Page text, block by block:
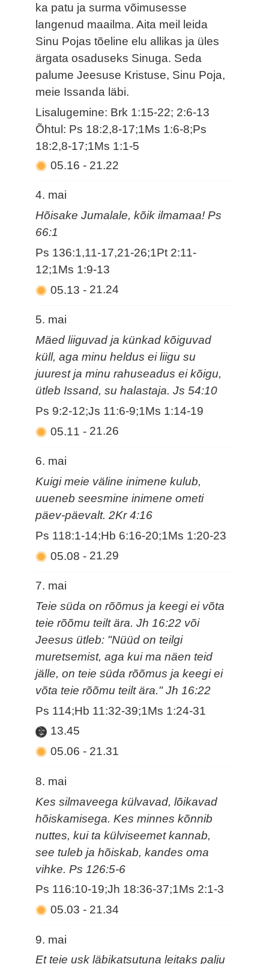
ka patu ja surma võimusesse
langenud maailma. Aita meil leida
Sinu Pojas tõeline elu allikas ja üles
ärgata osaduseks Sinuga. Seda
palume Jeesuse Kristuse, Sinu Poja,
meie Issanda läbi.
Lisalugemine: Brk 1:15-22; 2:6-13
Õhtul: Ps 18:2,8-17;1Ms 1:6-8;Ps
18:2,8-17;1Ms 1:1-5
05.16- 21.22
4. mai
Hõisake Jumalale, kõik ilmamaa! Ps
66:1
Ps 136:1,11-17,21-26;1Pt 2:11-
12;1Ms 1:9-13
05.13- 21.24
5. mai
Mäed liiguvad ja künkad kõiguvad
küll, aga minu heldus ei liigu su
juurest ja minu rahuseadus ei kõigu,
ütleb Issand, su halastaja. Js 54:10
Ps 9:2-12;Js 11:6-9;1Ms 1:14-19
05.11- 21.26
6. mai
Kuigi meie väline inimene kulub,
uueneb seesmine inimene ometi
päev-päevalt. 2Kr 4:16
Ps 118:1-14;Hb 6:16-20;1Ms 1:20-23
05.08- 21.29
7. mai
Teie süda on rõõmus ja keegi ei võta
teie rõõmu teilt ära. Jh 16:22 või
Jeesus ütleb: "Nüüd on teilgi
muretsemist, aga kui ma näen teid
jälle, on teie süda rõõmus ja keegi ei
võta teie rõõmu teilt ära." Jh 16:22
Ps 114;Hb 11:32-39;1Ms 1:24-31
13.45
05.06- 21.31
8. mai
Kes silmaveega külvavad, lõikavad
hõiskamisega. Kes minnes kõnnib
nuttes, kui ta külviseemet kannab,
see tuleb ja hõiskab, kandes oma
vihke. Ps 126:5-6
Ps 116:10-19;Jh 18:36-37;1Ms 2:1-3
05.03- 21.34
9. mai
Et teie usk läbikatsutuna leitaks palju